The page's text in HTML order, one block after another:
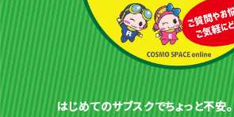
はじめてのサブスクでちょっと不安。